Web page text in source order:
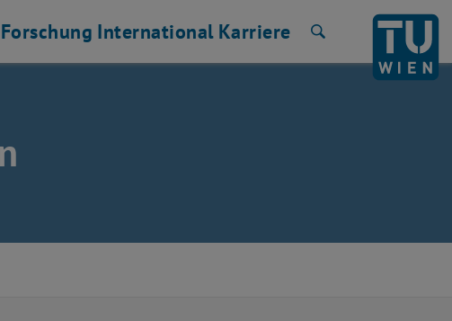
Forschung International Karriere